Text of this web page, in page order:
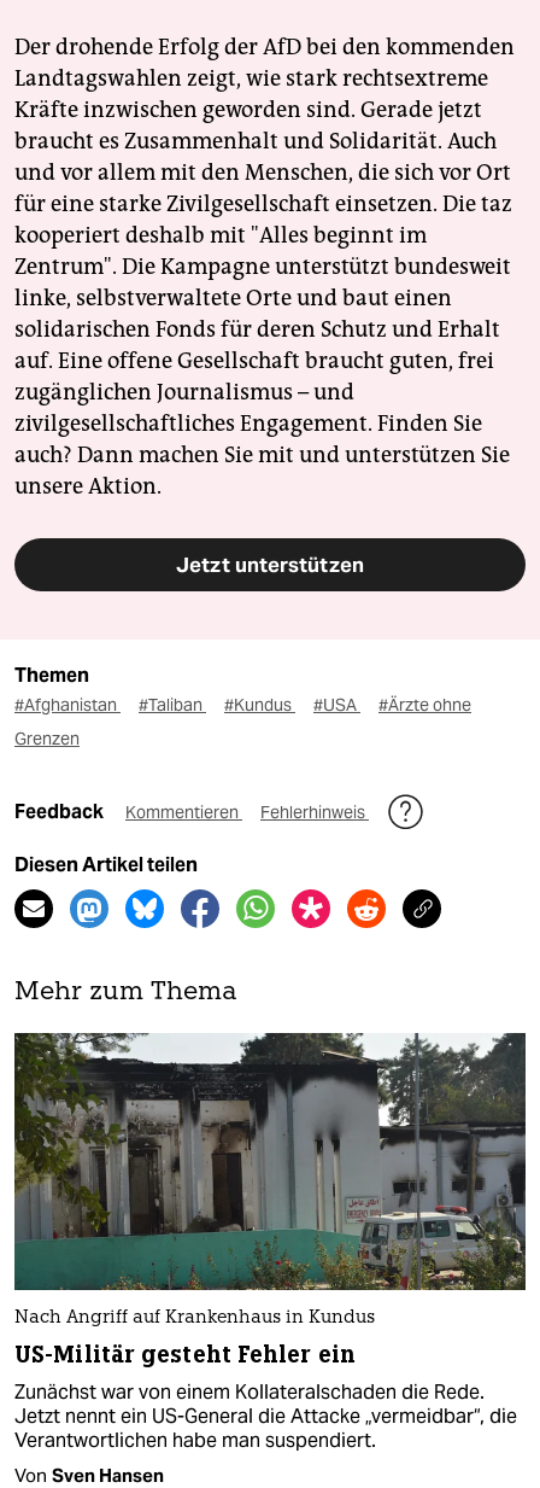
Der drohende Erfolg der AfD bei den kommenden
Landtagswahlen zeigt, wie stark rechtsextreme
Kräfte inzwischen geworden sind. Gerade jetzt
braucht es Zusammenhalt und Solidarität. Auch
und vor allem mit den Menschen, die sich vor Ort
für eine starke Zivilgesellschaft einsetzen. Die taz
kooperiert deshalb mit "Alles beginnt im
Zentrum". Die Kampagne unterstützt bundesweit
linke, selbstverwaltete Orte und baut einen
solidarischen Fonds für deren Schutz und Erhalt
auf. Eine offene Gesellschaft braucht guten, frei
zugänglichen Journalismus – und
zivilgesellschaftliches Engagement. Finden Sie
auch? Dann machen Sie mit und unterstützen Sie
unsere Aktion.
Jetzt unterstützen
Themen
#Afghanistan #Taliban #Kundus #USA
#Ärzte ohne
Grenzen
Feedback Kommentieren Fehlerhinweis
Diesen Artikel teilen
Mehr zum Thema
Nach Angriff auf Krankenhaus in Kundus
US-Militär gesteht Fehler ein
Zunächst war von einem Kollateralschaden die Rede.
Jetzt nennt ein US-General die Attacke „vermeidbar“, die
Verantwortlichen habe man suspendiert.
Von Sven Hansen